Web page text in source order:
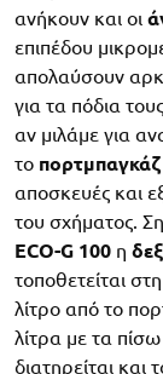
ανήκουν και οι
επιπέδου
απολαύσουν
για τα πόδια
αν μιλάμε για
το
αποσκευές και
του σχήματος.
ECO-G 100 η
τοποθετείται
λίτρο από το
λίτρα με τα
διατηρείται